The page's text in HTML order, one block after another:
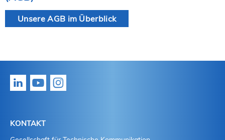
Unsere AGB im Überblick
KONTAKT